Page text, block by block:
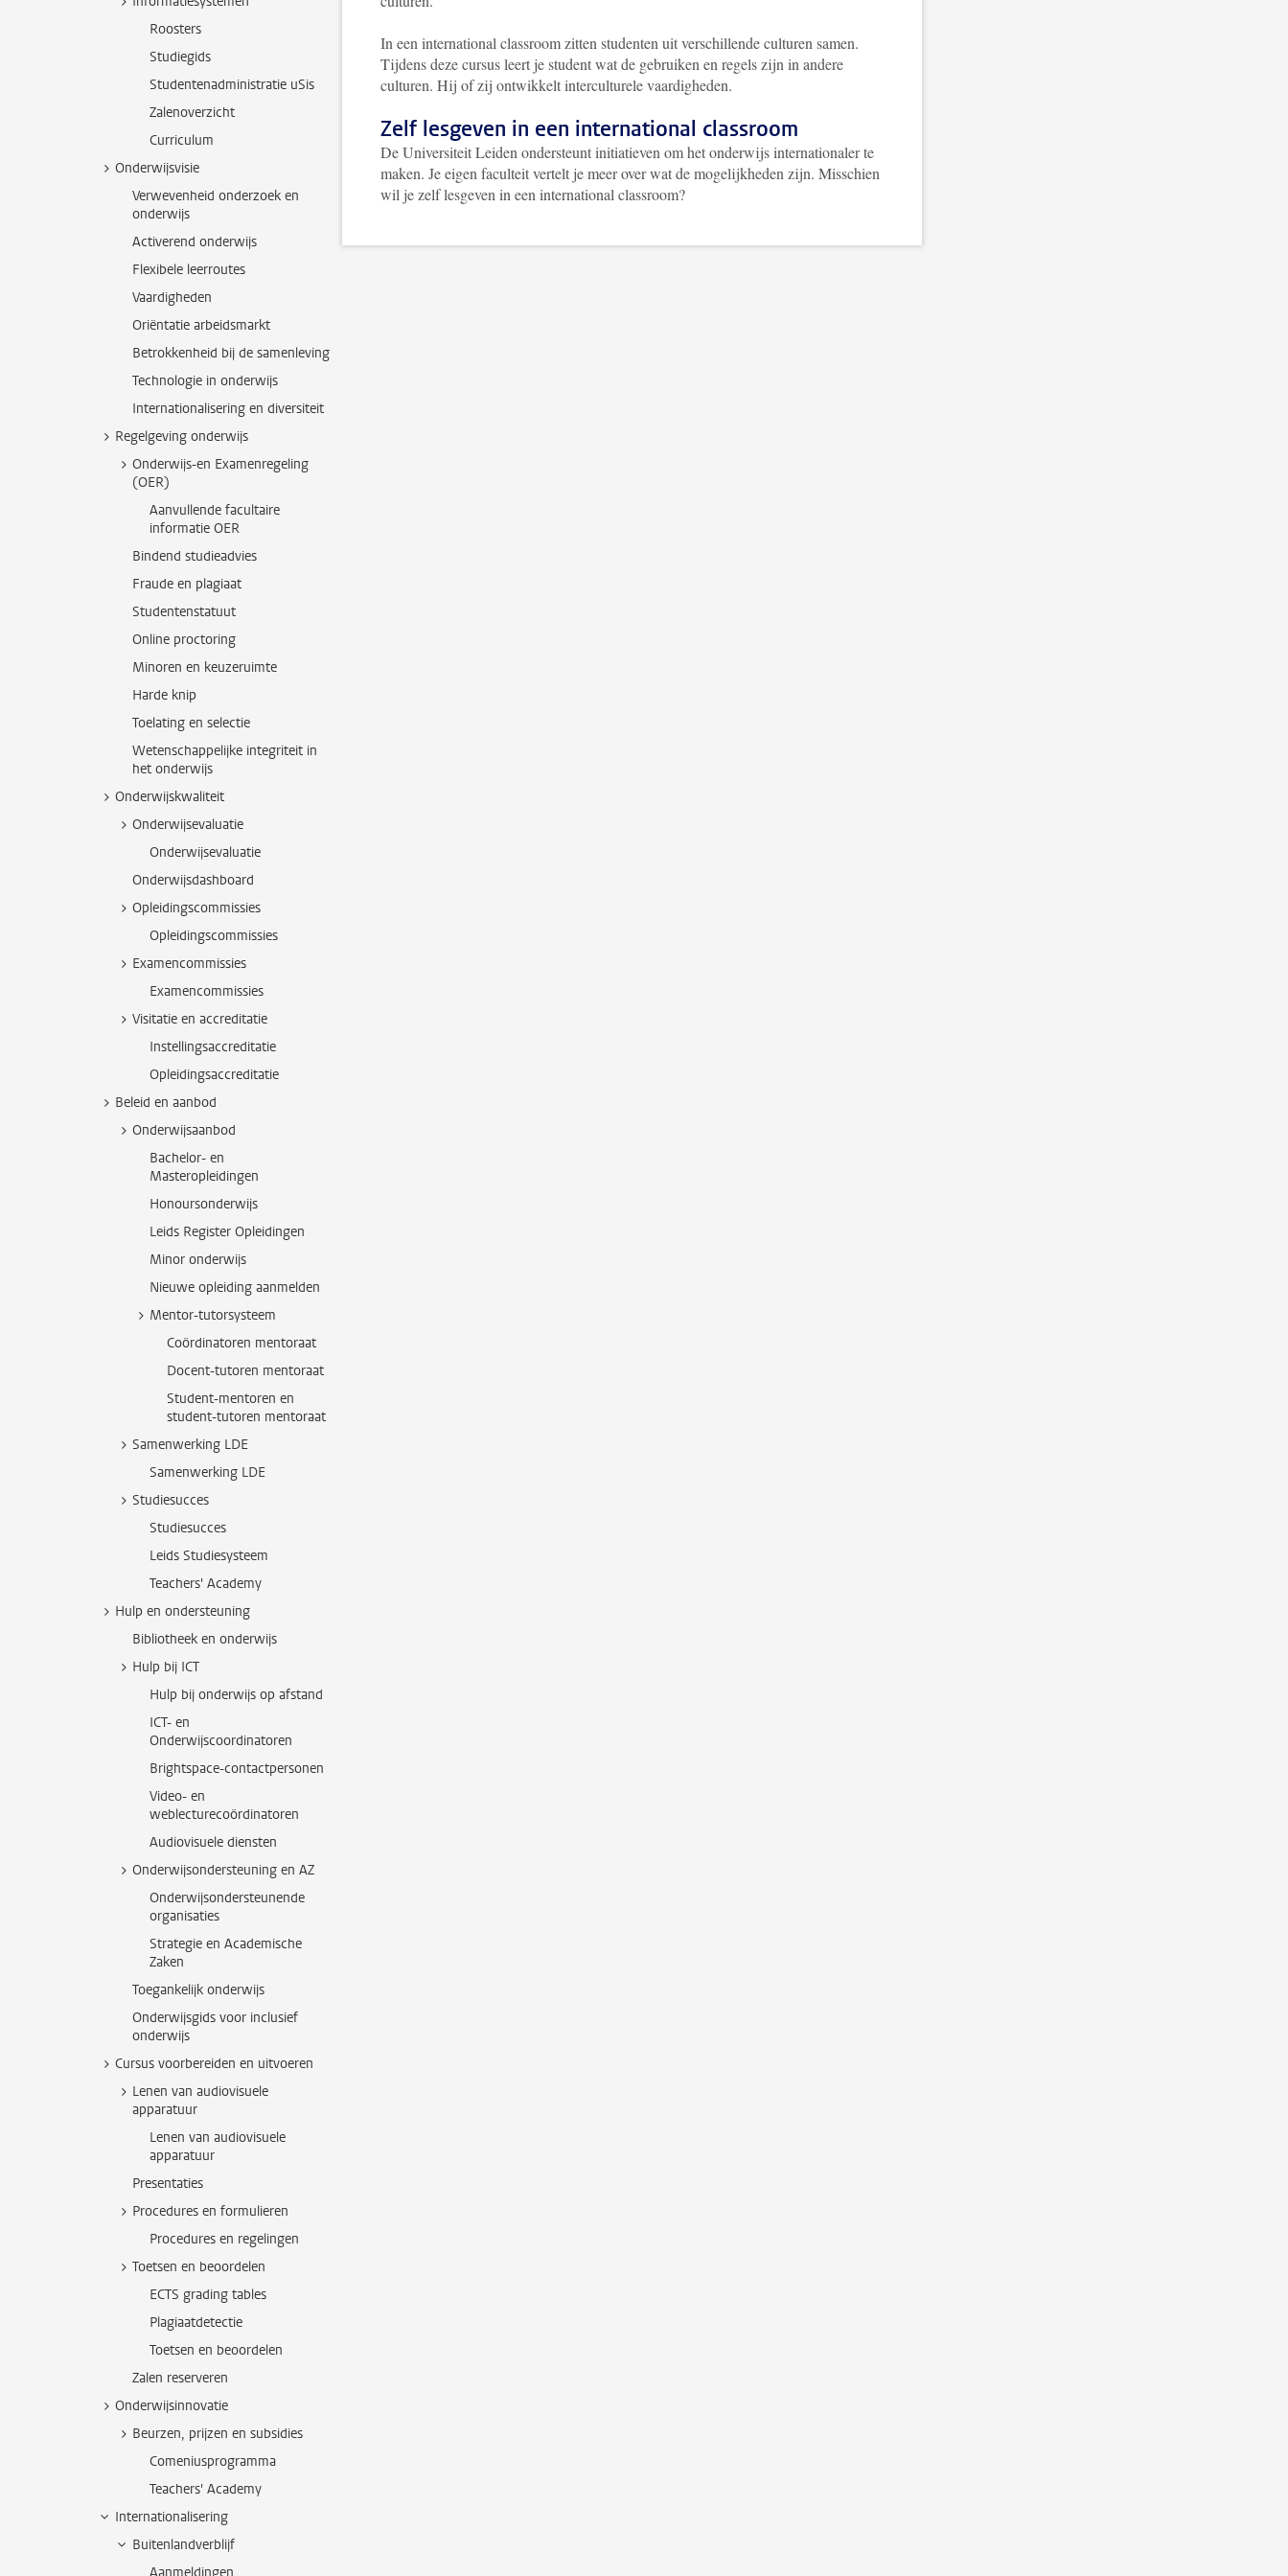
Roosters
Studiegids
Studentenadministratie uSis
Zalenoverzicht
Curriculum
Onderwijsvisie
Verwevenheid onderzoek en
onderwijs
Activerend onderwijs
Flexibele leerroutes
Vaardigheden
Oriëntatie arbeidsmarkt
Betrokkenheid bij de samenleving
Technologie in onderwijs
Internationalisering en diversiteit
Regelgeving onderwijs
Onderwijs-en Examenregeling
(OER)
Aanvullende facultaire
informatie OER
Bindend studieadvies
Fraude en plagiaat
Studentenstatuut
Online proctoring
Minoren en keuzeruimte
Harde knip
Toelating en selectie
Wetenschappelijke integriteit in
het onderwijs
Onderwijskwaliteit
Onderwijsevaluatie
Onderwijsevaluatie
Onderwijsdashboard
Opleidingscommissies
Opleidingscommissies
Examencommissies
Examencommissies
Visitatie en accreditatie
Instellingsaccreditatie
Opleidingsaccreditatie
Beleid en aanbod
Onderwijsaanbod
Bachelor- en
Masteropleidingen
Honoursonderwijs
Leids Register Opleidingen
Minor onderwijs
Nieuwe opleiding aanmelden
Mentor-tutorsysteem
Coördinatoren mentoraat
Docent-tutoren mentoraat
Student-mentoren en
student-tutoren mentoraat
Samenwerking LDE
Samenwerking LDE
Studiesucces
Studiesucces
Leids Studiesysteem
Teachers' Academy
Hulp en ondersteuning
Bibliotheek en onderwijs
Hulp bij ICT
Hulp bij onderwijs op afstand
ICT- en
Onderwijscoordinatoren
Brightspace-contactpersonen
Video- en
weblecturecoördinatoren
Audiovisuele diensten
Onderwijsondersteuning en AZ
Onderwijsondersteunende
organisaties
Strategie en Academische
Zaken
Toegankelijk onderwijs
Onderwijsgids voor inclusief
onderwijs
Cursus voorbereiden en uitvoeren
Lenen van audiovisuele
apparatuur
Lenen van audiovisuele
apparatuur
Presentaties
Procedures en formulieren
Procedures en regelingen
Toetsen en beoordelen
ECTS grading tables
Plagiaatdetectie
Toetsen en beoordelen
Zalen reserveren
Onderwijsinnovatie
Beurzen, prijzen en subsidies
Comeniusprogramma
Teachers' Academy
Internationalisering
Buitenlandverblijf
In een international classroom zitten studenten uit verschillende culturen samen.
Tijdens deze cursus leert je student wat de gebruiken en regels zijn in andere
culturen. Hij of zij ontwikkelt interculturele vaardigheden.
Zelf lesgeven in een international classroom
De Universiteit Leiden ondersteunt initiatieven om het onderwijs internationaler te
maken. Je eigen faculteit vertelt je meer over wat de mogelijkheden zijn. Misschien
wil je zelf lesgeven in een international classroom?